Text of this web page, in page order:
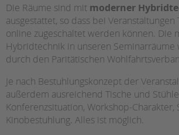
Seminarräume
STADTTEILARBEIT
PROFIL | LEITBILD
Bereiche im Überblick
Kinder- und Jugendschutz
Die Räume sind mit moderner
ausgestattet, so dass bei
online zugeschaltet werden können. Die
Hybridtechnik in unseren
durch den Paritätischen
Je nach Bestuhlungskonzept der
außerdem ausreichend Tische und
Konferenzsituation, Workshop-Charakter,
Kinobestuhlung. Alles ist möglich.